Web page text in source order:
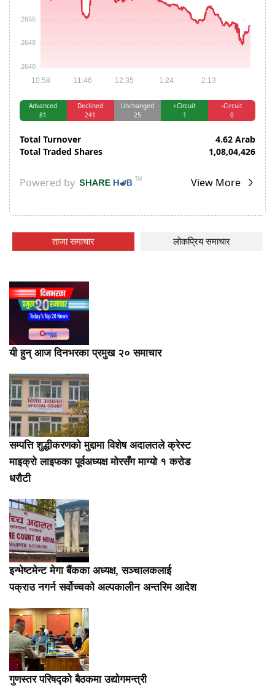
ताजा समाचार लोकप्रिय समाचार
यी हुन् आज दिनभरका प्रमुख २० समाचार
सम्पत्ति शुद्धीकरणको मुद्दामा विशेष अदालतले क्रेस्ट
माइक्रो लाइफका पूर्वअध्यक्ष मोरसँग माग्यो १ करोड
धरौटी
इन्भेष्टमेन्ट मेगा बैंकका अध्यक्ष, सञ्चालकलाई
पक्राउ नगर्न सर्वोच्चको अल्पकालीन अन्तरिम आदेश
गुणस्तर परिषद्को बैठकमा उद्योगमन्त्री